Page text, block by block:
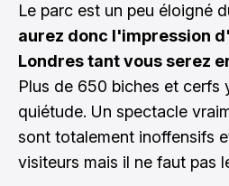
Le parc est un peu éloigné
aurez donc l'impression
Londres tant vous serez
Plus de 650 biches et cerfs
quiétude. Un spectacle
sont totalement inoffensifs
visiteurs mais il ne faut pas